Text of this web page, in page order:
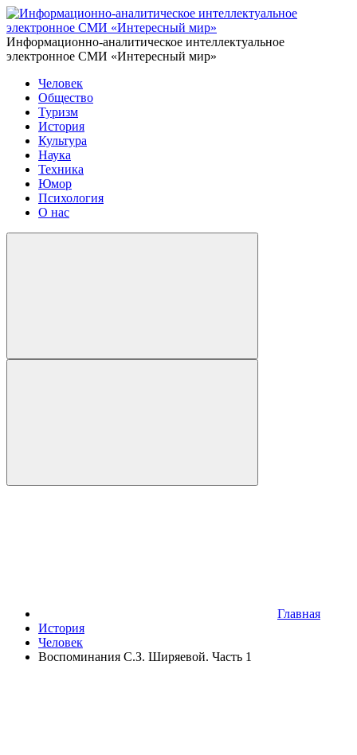
Информационно-аналитическое интеллектуальное
электронное СМИ «Интересный мир»
Человек
Общество
Туризм
История
Культура
Наука
Техника
Юмор
Психология
О нас
Главная
История
Человек
Воспоминания С.З. Ширяевой. Часть 1